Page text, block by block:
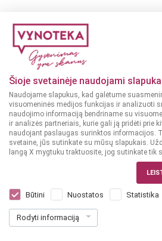
Šioje svetainėje naudojami
Naudojame slapukus, kad galėtume
visuomeninės medijos funkcijas ir analizuoti
naudojimo informaciją bendriname su
ir analizės partneriais, kurie gali ją pridėti prie
naudojant paslaugas surinktos informacijos.
svetaine, jūs sutinkate su mūsų slapukais.
langą X mygtuku traktuosite, jog sutinkate tik
Būtini Nuostatos Statistika
Rodyti informaciją
Il Casato Pinot Grigio
Dar nėra balsų, galite įvertinti
99